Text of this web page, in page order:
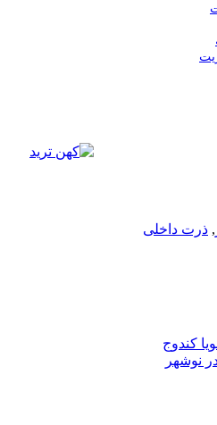
, ذرت داخلی
کندوج
نوشهر